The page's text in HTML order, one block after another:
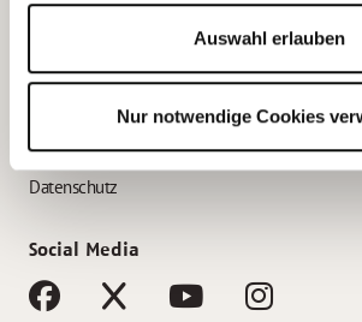
Auswahl erlauben
Nur notwendige Cookies
AWO Gliederungen nach Bundesland
Impressum
Datenschutz
Social Media